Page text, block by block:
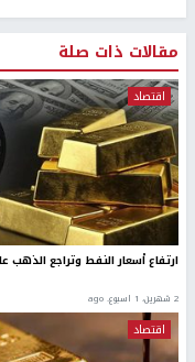
مقالات ذات صلة
اقتصاد
ارتفاع أسعار النفط وتراجع الذهب
2 شهرين، 1 اسبوع. ago
اقتصاد